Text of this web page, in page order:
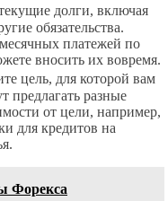
долги, включая
обязательства.
платежей по
вносить их вовремя.
цель, для которой вам
предлагать разные
от цели, например,
для кредитов на
Форекса